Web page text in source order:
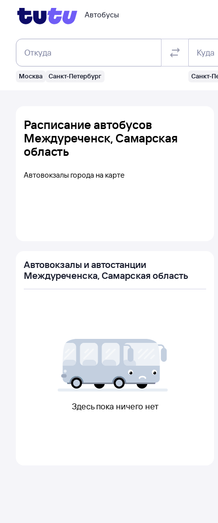
Автобусы
Откуда
Москва Санкт-Петербург
Куда
Санкт-
Расписание автобусов
Междуреченск, Самарская
область
Автовокзалы города на карте
Автовокзалы и автостанции
Междуреченска, Самарская область
Здесь пока ничего нет